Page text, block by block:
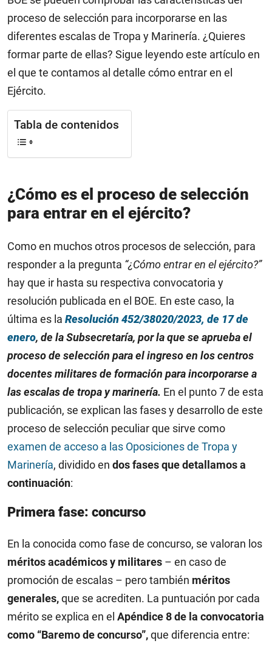
proceso de selección para incorporarse en las
diferentes escalas de Tropa y Marinería. ¿Quieres
formar parte de ellas? Sigue leyendo este artículo en
el que te contamos al detalle cómo entrar en el
Ejército.
Tabla de contenidos
¿Cómo es el proceso de selección
para entrar en el ejército?
Como en muchos otros procesos de selección, para
responder a la pregunta “¿Cómo entrar en el ejército?”
hay que ir hasta su respectiva convocatoria y
resolución publicada en el BOE. En este caso, la
última es la Resolución 452/38020/2023, de 17 de
enero, de la Subsecretaría, por la que se aprueba el
proceso de selección para el ingreso en los centros
docentes militares de formación para incorporarse a
las escalas de tropa y marinería. En el punto 7 de esta
publicación, se explican las fases y desarrollo de este
proceso de selección peculiar que sirve como
examen de acceso a las Oposiciones de Tropa y
Marinería, dividido en dos fases que detallamos a
continuación:
Primera fase: concurso
En la conocida como fase de concurso, se valoran los
méritos académicos y militares – en caso de
promoción de escalas – pero también méritos
generales,que se acrediten. La puntuación por cada
mérito se explica en el Apéndice 8 de la convocatoria
como “Baremo de concurso”,que diferencia entre: